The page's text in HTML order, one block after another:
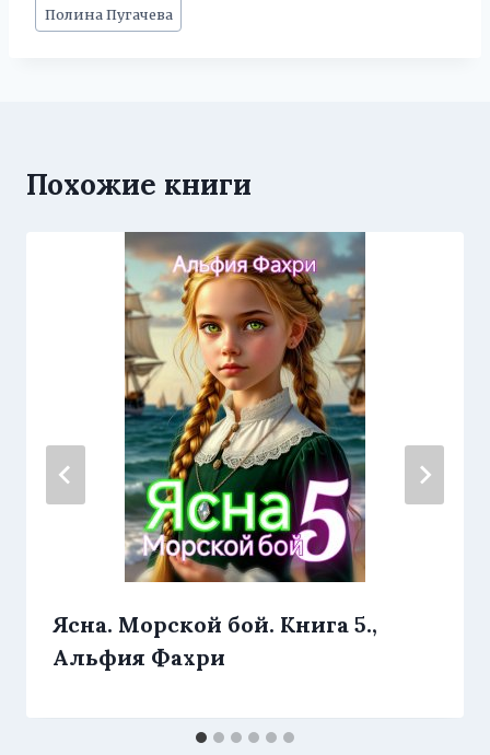
записи:
Полина Пугачева
Похожие книги
Ясна. Морской бой. Книга 5.,
Альфия Фахри